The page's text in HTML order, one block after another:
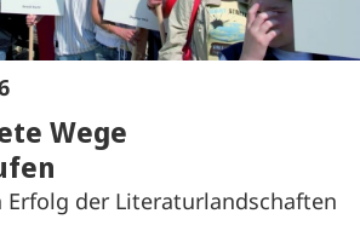
Wege
Erfolg der Literaturlandschaften